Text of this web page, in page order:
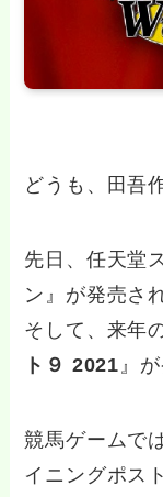
どうも、田吾
先日、任天堂
ン』が発売さ
そして、来年
ト９ 2021』
競馬ゲームで
イニングポス